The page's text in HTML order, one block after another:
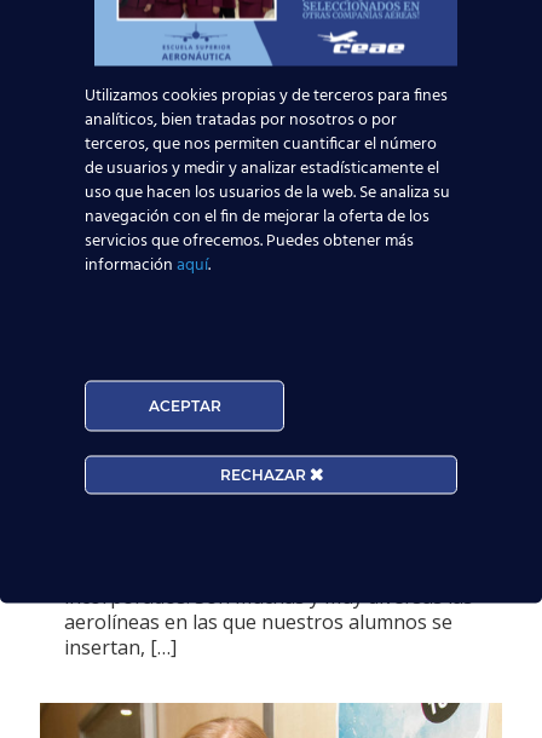
trabajando en Ryanair,
Iberia, Ferrovial y
China Eastern Airlines.
¡Enhorabuena!
incorporados. Son muchas y muy diversas las
aerolíneas en las que nuestros alumnos se
insertan, […]
Utilizamos cookies propias y de terceros para fines
analíticos, bien tratadas por nosotros o por
terceros, que nos permiten cuantificar el número
de usuarios y medir y analizar estadísticamente el
uso que hacen los usuarios de la web. Se analiza su
navegación con el fin de mejorar la oferta de los
servicios que ofrecemos. Puedes obtener más
informaciónaquí.
ACEPTAR
RECHAZAR